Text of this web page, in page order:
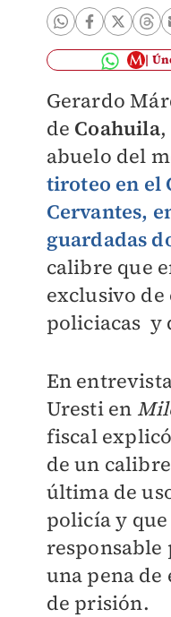
Gerardo
de Coahuila,
abuelo del
tiroteo en el
Cervantes,
guardadas
calibre que
exclusivo
policiacas y
En
Uresti en
fiscal
de un
última de
policía y que
una pena de
de prisión.